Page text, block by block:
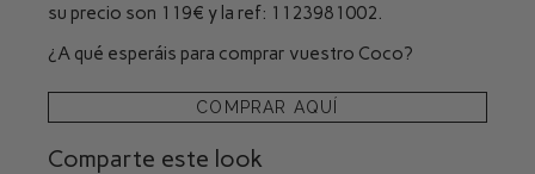
su precio son 119€ y la ref: 1123981002.
¿A qué esperáis para comprar vuestro Coco?
COMPRAR AQUÍ
Comparte este look